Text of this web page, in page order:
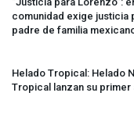
comunidad exige justicia
padre de familia
Helado Tropical: Helado
Tropical lanzan su